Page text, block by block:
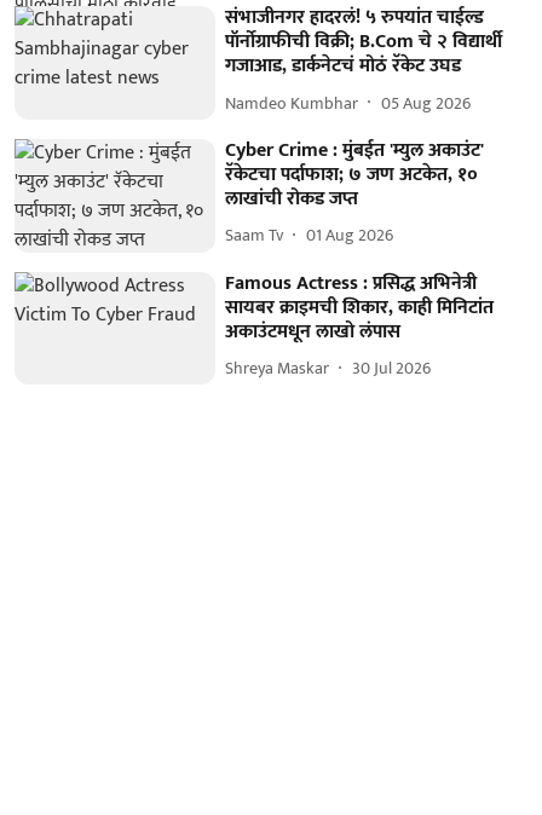
संभाजीनगर हादरलं! ५ रुपयांत चाईल्ड
पॉर्नोग्राफीची विक्री; B.Com चे २ विद्यार्थी
गजाआड, डार्कनेटचं मोठं रॅकेट उघड
Namdeo Kumbhar 05 Aug 2026
Cyber Crime : मुंबईत 'म्युल अकाउंट'
रॅकेटचा पर्दाफाश; ७ जण अटकेत, १०
लाखांची रोकड जप्त
Saam Tv 01 Aug 2026
Famous Actress : प्रसिद्ध अभिनेत्री
सायबर क्राइमची शिकार, काही मिनिटांत
अकाउंटमधून लाखो लंपास
Shreya Maskar 30 Jul 2026